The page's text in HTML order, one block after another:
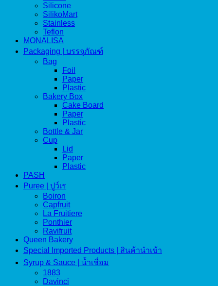
Silicone
SilikoMart
Stainless
Teflon
MONALISA
Packaging | บรรจุภัณฑ์
Bag
Foil
Paper
Plastic
Bakery Box
Cake Board
Paper
Plastic
Bottle & Jar
Cup
Lid
Paper
Plastic
PASH
Puree | ปูว์เร
Boiron
Capfruit
La Fruitiere
Ponthier
Ravifruit
Queen Bakery
Special Imported Products | สินค้านำเข้า
Syrup & Sauce | น้ำเชื่อม
1883
Davinci